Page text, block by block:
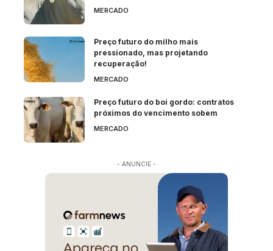
MERCADO
Preço futuro do milho mais
pressionado, mas projetando
recuperação!
MERCADO
Preço futuro do boi gordo: contratos
próximos do vencimento sobem
MERCADO
- ANUNCIE -